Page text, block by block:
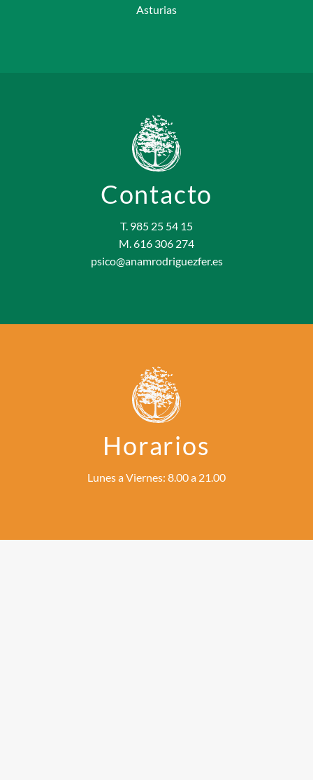
Asturias
Contacto
T. 985 25 54 15
M. 616 306 274
psico@anamrodriguezfer.es
Horarios
Lunes a Viernes: 8.00 a 21.00